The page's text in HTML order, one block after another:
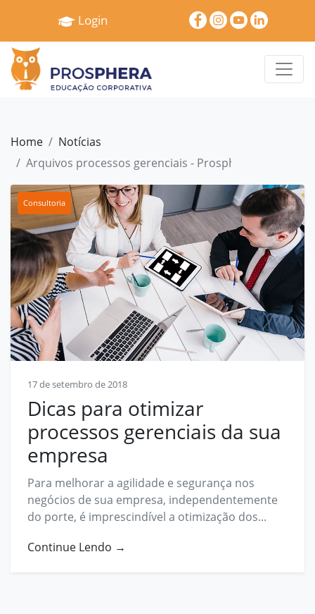
Home
Quem
Treinamentos
Pró
Gestão
Cases
e
Depoimentos
Blog
Contato
Login
Home
Notícias
Arquivos processos gerenciais - Prosphera
Consultoria
17 de setembro de 2018
Dicas para otimizar
processos gerenciais da sua
empresa
Para melhorar a agilidade e segurança nos
negócios de sua empresa, independentemente
do porte, é imprescindível a otimização dos...
Continue Lendo →